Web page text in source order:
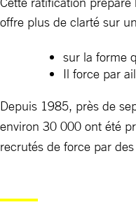
offre plus de clarté sur
sur la forme
Il force par
Depuis 1985, près de
environ 30 000 ont été
recrutés de force par